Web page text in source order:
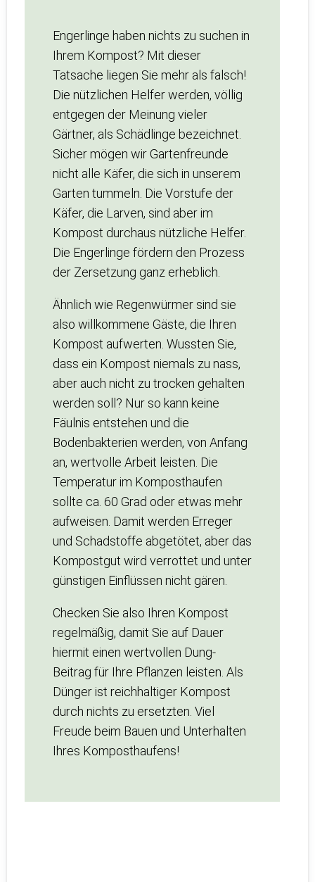
Engerlinge haben nichts zu suchen in
Ihrem Kompost? Mit dieser
Tatsache liegen Sie mehr als falsch!
Die nützlichen Helfer werden, völlig
entgegen der Meinung vieler
Gärtner, als Schädlinge bezeichnet.
Sicher mögen wir Gartenfreunde
nicht alle Käfer, die sich in unserem
Garten tummeln. Die Vorstufe der
Käfer, die Larven, sind aber im
Kompost durchaus nützliche Helfer.
Die Engerlinge fördern den Prozess
der Zersetzung ganz erheblich.
Ähnlich wie Regenwürmer sind sie
also willkommene Gäste, die Ihren
Kompost aufwerten. Wussten Sie,
dass ein Kompost niemals zu nass,
aber auch nicht zu trocken gehalten
werden soll? Nur so kann keine
Fäulnis entstehen und die
Bodenbakterien werden, von Anfang
an, wertvolle Arbeit leisten. Die
Temperatur im Komposthaufen
sollte ca. 60 Grad oder etwas mehr
aufweisen. Damit werden Erreger
und Schadstoffe abgetötet, aber das
Kompostgut wird verrottet und unter
günstigen Einflüssen nicht gären.
Checken Sie also Ihren Kompost
regelmäßig, damit Sie auf Dauer
hiermit einen wertvollen Dung-
Beitrag für Ihre Pflanzen leisten. Als
Dünger ist reichhaltiger Kompost
durch nichts zu ersetzten. Viel
Freude beim Bauen und Unterhalten
Ihres Komposthaufens!